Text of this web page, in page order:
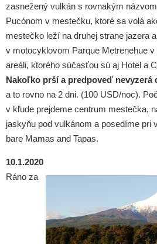
zasnežený vulkán s rovnakým
Pucónom v mestečku, ktoré sa volá
mestečko leží na druhej strane jazera
v motocyklovom Parque Metrenehue
areáli, ktorého súčasťou sú aj Hotel a
Nakoľko prší a predpoveď nevyzerá
a to rovno na 2 dni. (100 USD/noc).
v kľude prejdeme centrum mestečka,
jaskyňu pod vulkánom a posedíme pri
bare Mamas and Tapas.
10.1.2020
Ráno za